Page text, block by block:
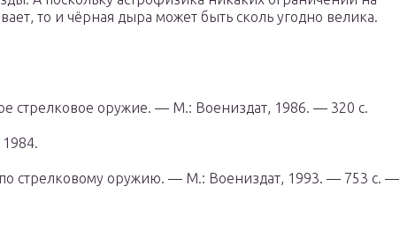
то и чёрная дыра может быть сколь угодно велика.
стрелковое оружие. — М.: Воениздат, 1986. — 320 с.
стрелковому оружию. — М.: Воениздат, 1993. — 753 с. —